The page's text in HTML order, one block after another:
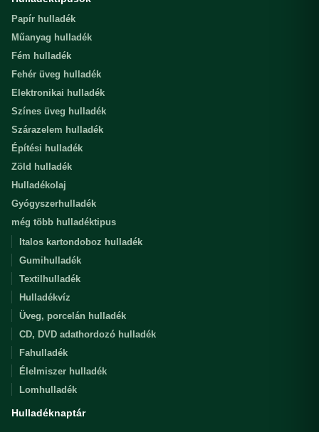
Papír hulladék
Műanyag hulladék
Fém hulladék
Fehér üveg hulladék
Elektronikai hulladék
Színes üveg hulladék
Szárazelem hulladék
Építési hulladék
Zöld hulladék
Hulladékolaj
Gyógyszerhulladék
még több hulladéktipus
Italos kartondoboz hulladék
Gumihulladék
Textilhulladék
Hulladékvíz
Üveg, porcelán hulladék
CD, DVD adathordozó hulladék
Fahulladék
Élelmiszer hulladék
Lomhulladék
Hulladéknaptár